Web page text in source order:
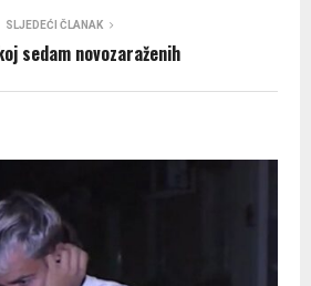
SLJEDEĆI ČLANAK
sedam novozaraženih